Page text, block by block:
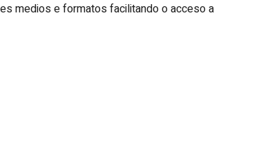
medios e formatos facilitando o acceso a